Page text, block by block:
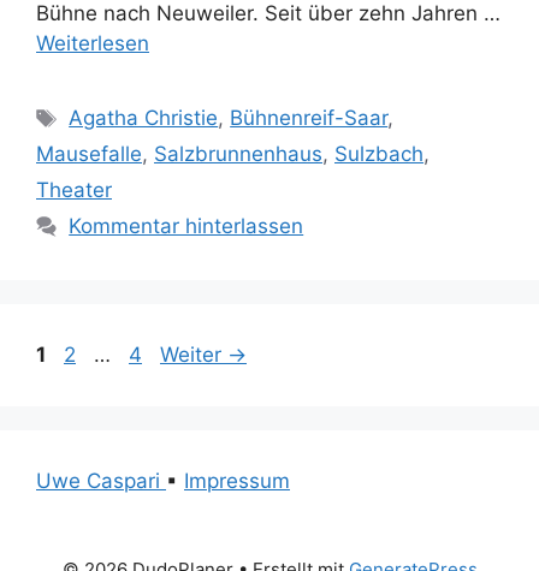
Bühne nach Neuweiler. Seit über zehn Jahren …
Weiterlesen
Schlagwörter
Agatha Christie, Bühnenreif-Saar,
Mausefalle, Salzbrunnenhaus, Sulzbach,
Theater
Kommentar hinterlassen
Seite
1 Seite
2 … Seite
4 Weiter →
Uwe Caspari ▪ Impressum